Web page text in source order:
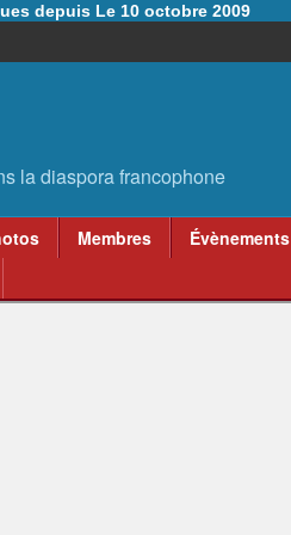
depuis Le 10 octobre 2009
Membres Évènements